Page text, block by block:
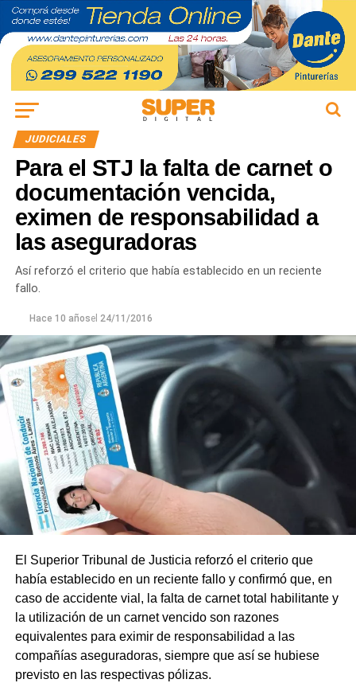
JUDICIALES
Para el STJ la falta de carnet o
documentación vencida,
eximen de responsabilidad a
las aseguradoras
Así reforzó el criterio que había establecido en un reciente
fallo.
Hace 10 añosel 24/11/2016
El Superior Tribunal de Justicia reforzó el criterio que
había establecido en un reciente fallo y confirmó que, en
caso de accidente vial, la falta de carnet total habilitante y
la utilización de un carnet vencido son razones
equivalentes para eximir de responsabilidad a las
compañías aseguradoras, siempre que así se hubiese
previsto en las respectivas pólizas.